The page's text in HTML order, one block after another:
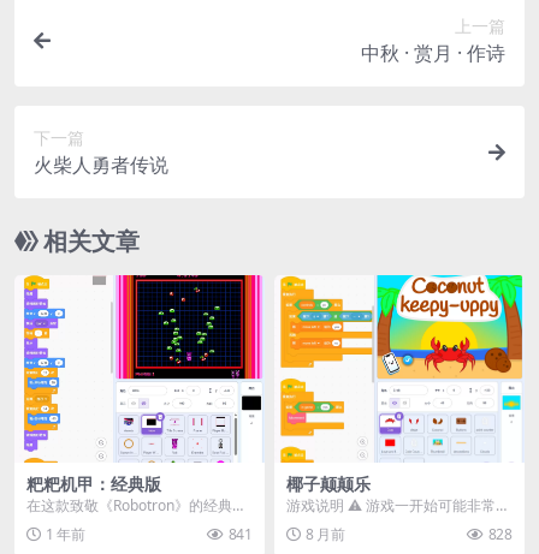
上一篇
中秋 · 赏月 · 作诗
下一篇
火柴人勇者传说
相关文章
粑粑机甲：经典版
在这款致敬《Robotron》的经典街
机风射击游戏中，操控主角 Rob 抵
御来自...
1 年前 841
椰子颠颠乐
游戏说明 ⚠️ 游戏一开始可能非常困
难，看起来几乎不可能通关，但其
实只要掌握好碰...
8 月前 828